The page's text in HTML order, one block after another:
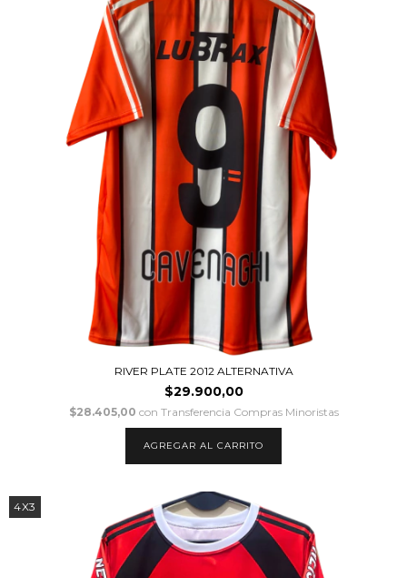
RIVER PLATE 2012 ALTERNATIVA
$29.900,00
$28.405,00 con Transferencia Compras Minoristas
AGREGAR AL CARRITO
4X3